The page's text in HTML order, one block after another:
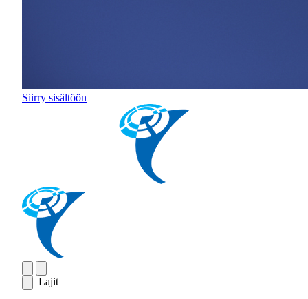
Siirry sisältöön
Lajit